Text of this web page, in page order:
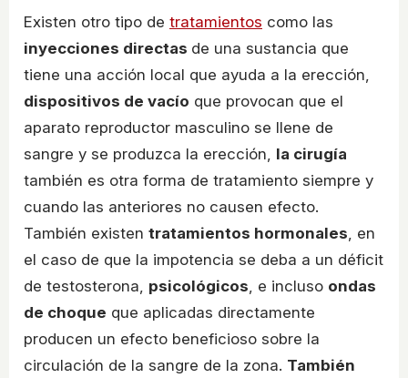
Existen otro tipo de tratamientos como las
inyecciones directas de una sustancia que
tiene una acción local que ayuda a la erección,
dispositivos de vacío que provocan que el
aparato reproductor masculino se llene de
sangre y se produzca la erección, la cirugía
también es otra forma de tratamiento siempre y
cuando las anteriores no causen efecto.
También existen tratamientos hormonales , en
el caso de que la impotencia se deba a un déficit
de testosterona, psicológicos , e incluso ondas
de choque que aplicadas directamente
producen un efecto beneficioso sobre la
circulación de la sangre de la zona. También